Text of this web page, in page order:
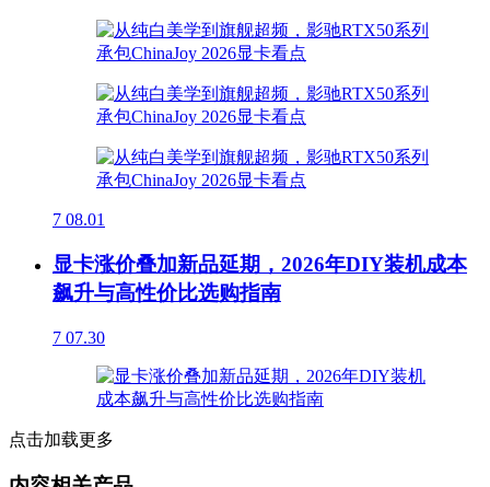
7 08.01
显卡涨价叠加新品延期，2026年DIY装机成本
飙升与高性价比选购指南
7 07.30
点击加载更多